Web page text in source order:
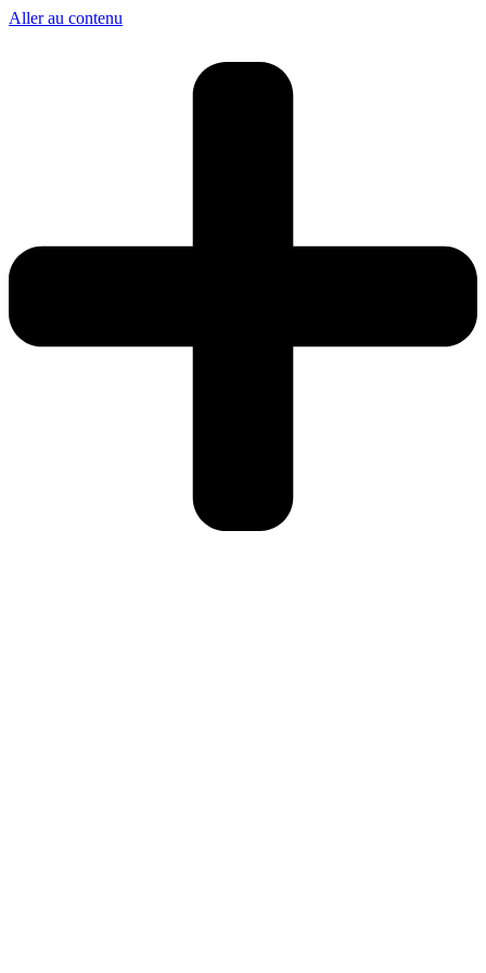
Aller au contenu